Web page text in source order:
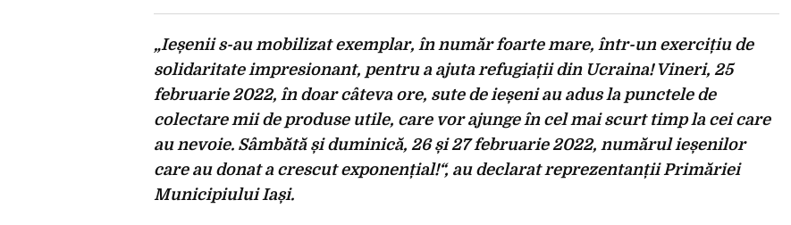
„Ieșenii s-au mobilizat exemplar, în număr foarte mare, într-un exercițiu de
solidaritate impresionant, pentru a ajuta refugiații din Ucraina! Vineri, 25
februarie 2022, în doar câteva ore, sute de ieșeni au adus la punctele de
colectare mii de produse utile, care vor ajunge în cel mai scurt timp la cei care
au nevoie. Sâmbătă și duminică, 26 și 27 februarie 2022, numărul ieșenilor
care au donat a crescut exponențial!“, au declarat reprezentanții Primăriei
Municipiului Iași.